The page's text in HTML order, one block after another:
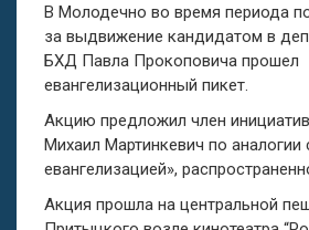
В Молодечно во время периода
за выдвижение кандидатом в
БХД Павла Прокоповича прошел
евангелизационный пикет.
Акцию предложил член
Михаил Мартинкевич по аналогии
евангелизацией»,
Акция прошла на центральной